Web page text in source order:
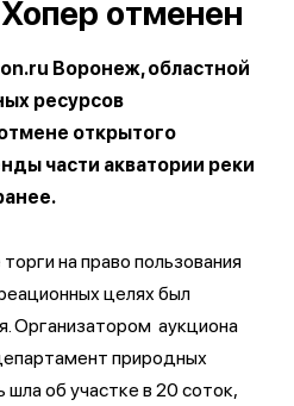
отменен
Воронеж, областной
ресурсов
открытого
части акватории реки
на право пользования
целях был
Организатором аукциона
природных
шла об участке в 20 соток,